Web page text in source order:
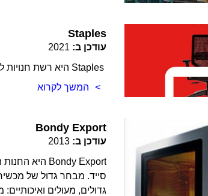
Staples
עודכן ב: 2021
המשך לקרוא
Bondy Export
עודכן ב: 2013